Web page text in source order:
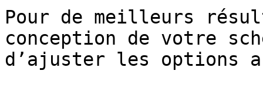
Pour de meilleurs
conception de votre
d’ajuster les options